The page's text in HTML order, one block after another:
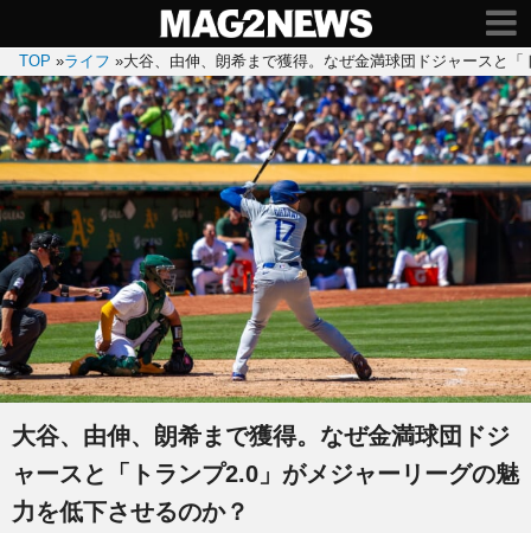
TOP »ライフ »大谷、由伸、朗希まで獲得。なぜ金満球団ドジャースと
大谷、由伸、朗希まで獲得。なぜ金満球団ドジ
ャースと「トランプ2.0」がメジャーリーグの魅
力を低下させるのか？